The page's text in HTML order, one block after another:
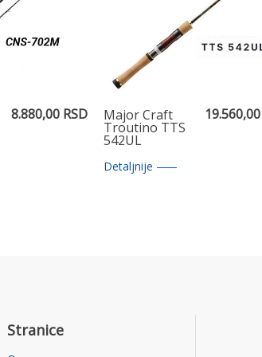
8.880,00 RSD Major Craft
Troutino TTS
542UL
Detaljnije
Stranice